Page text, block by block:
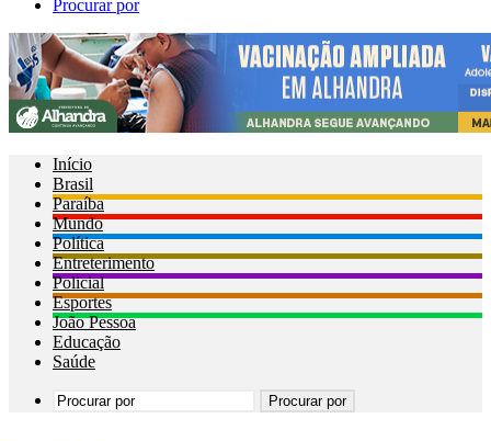
Procurar por
Início
Brasil
Paraíba
Mundo
Política
Entreterimento
Policial
Esportes
João Pessoa
Educação
Saúde
Procurar por